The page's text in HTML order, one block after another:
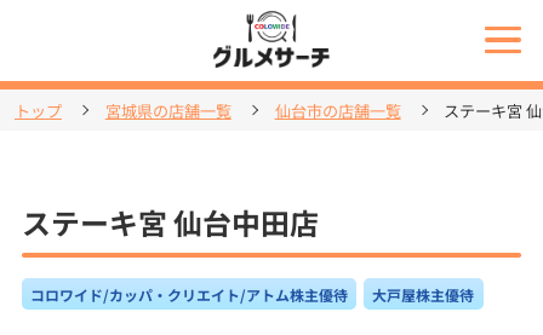
トップ 宮城県の店舗一覧 仙台市の店舗一覧 ステーキ宮
ステーキ宮 仙台中田店
コロワイド/カッパ・クリエイト/アトム株主優待 大戸屋株主優待